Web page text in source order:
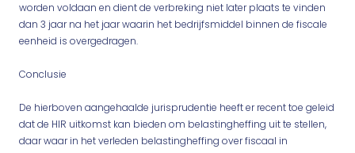
worden voldaan en dient de verbreking niet later plaats te vinden
dan 3 jaar na het jaar waarin het bedrijfsmiddel binnen de fiscale
eenheid is overgedragen.
Conclusie
De hierboven aangehaalde jurisprudentie heeft er recent toe geleid
dat de HIR uitkomst kan bieden om belastingheffing uit te stellen,
daar waar in het verleden belastingheffing over fiscaal in